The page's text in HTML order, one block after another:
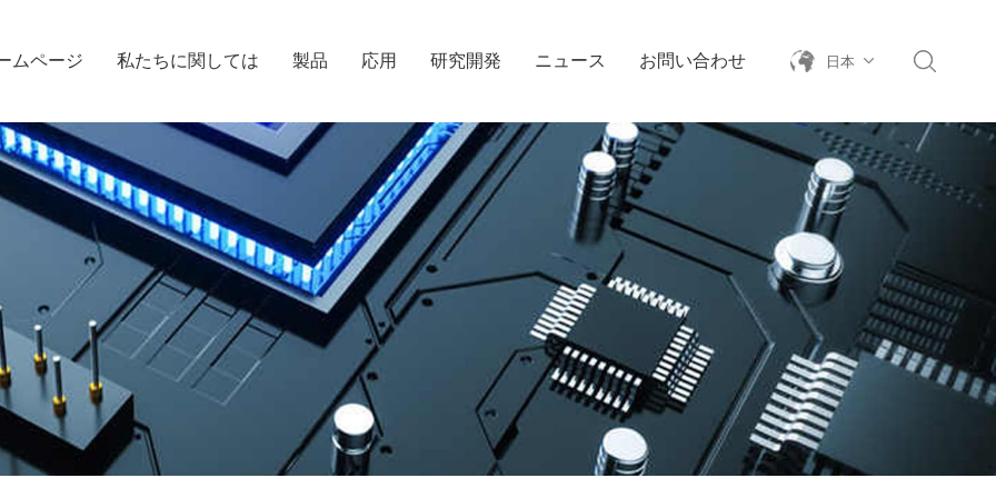
ムページ 私たちに関しては 製品 応用 研究開発 ニュース お問い合わせ 日本